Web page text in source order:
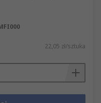
22,05 zł/sztuka